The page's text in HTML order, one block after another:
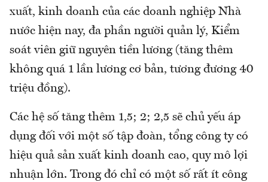
xuất, kinh doanh của các doanh nghiệp Nhà
nước hiện nay, đa phần người quản lý, Kiểm
soát viên giữ nguyên tiền lương (tăng thêm
không quá 1 lần lương cơ bản, tương đương 40
triệu đồng).
Các hệ số tăng thêm 1,5; 2; 2,5 sẽ chủ yếu áp
dụng đối với một số tập đoàn, tổng công ty có
hiệu quả sản xuất kinh doanh cao, quy mô lợi
nhuận lớn. Trong đó chỉ có một số rất ít công